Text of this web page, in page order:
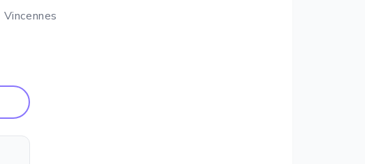
Vincennes